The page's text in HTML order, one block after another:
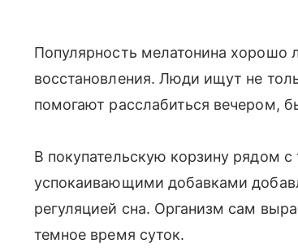
Популярность мелатонина хорошо
восстановления. Люди ищут не
помогают расслабиться вечером,
В покупательскую корзину рядом
успокаивающими добавками
регуляцией сна. Организм сам
темное время суток.